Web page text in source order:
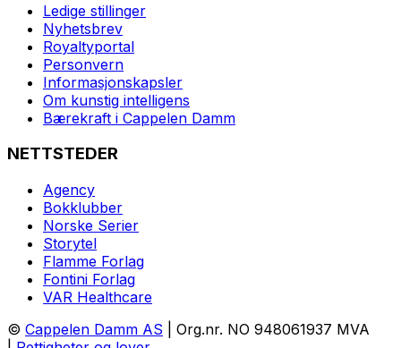
Ledige stillinger
Nyhetsbrev
Royaltyportal
Personvern
Informasjonskapsler
Om kunstig intelligens
Bærekraft i Cappelen Damm
NETTSTEDER
Agency
Bokklubber
Norske Serier
Storytel
Flamme Forlag
Fontini Forlag
VAR Healthcare
© Cappelen Damm AS | Org.nr. NO 948061937 MVA